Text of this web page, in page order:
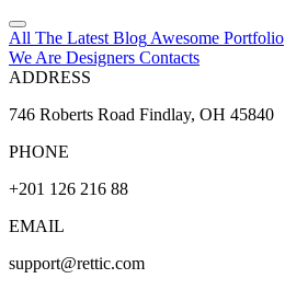
All The Latest Blog Awesome Portfolio
We Are Designers Contacts
ADDRESS
746 Roberts Road Findlay, OH 45840
PHONE
+201 126 216 88
EMAIL
support@rettic.com